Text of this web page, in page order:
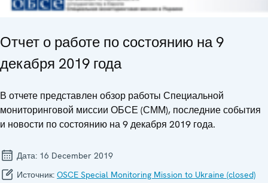
Отчет о работе по состоянию на 9
декабря 2019 года
В отчете представлен обзор работы Специальной
мониторинговой миссии ОБСЕ (СММ), последние события
и новости по состоянию на 9 декабря 2019 года.
Дата: 16 December 2019
Источник: OSCE Special Monitoring Mission to Ukraine (closed)